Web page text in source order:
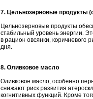
7. Цельнозерновые продукты
Цельнозерновые продукты
стабильный уровень энергии.
в рацион овсянки, коричневого
дня.
8. Оливковое масло
Оливковое масло, особенно
снижают риск развития
когнитивных функций. Кроме